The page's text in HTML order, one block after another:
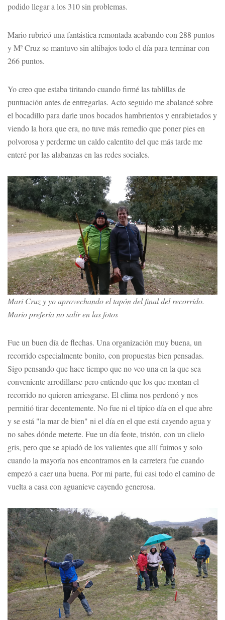
podido llegar a los 310 sin problemas.
Mario rubricó una fantástica remontada acabando con 288 puntos
y Mª Cruz se mantuvo sin altibajos todo el día para terminar con
266 puntos.
Yo creo que estaba tiritando cuando firmé las tablillas de
puntuación antes de entregarlas. Acto seguido me abalancé sobre
el bocadillo para darle unos bocados hambrientos y enrabietados y
viendo la hora que era, no tuve más remedio que poner pies en
polvorosa y perderme un caldo calentito del que más tarde me
enteré por las alabanzas en las redes sociales.
Mari Cruz y yo aprovechando el tapón del final del recorrido.
Mario prefería no salir en las fotos
Fue un buen día de flechas. Una organización muy buena, un
recorrido especialmente bonito, con propuestas bien pensadas.
Sigo pensando que hace tiempo que no veo una en la que sea
conveniente arrodillarse pero entiendo que los que montan el
recorrido no quieren arriesgarse. El clima nos perdonó y nos
permitió tirar decentemente. No fue ni el típico día en el que abre
y se está "la mar de bien" ni el día en el que está cayendo agua y
no sabes dónde meterte. Fue un día feote, tristón, con un clielo
gris, pero que se apiadó de los valientes que allí fuimos y solo
cuando la mayoría nos encontramos en la carretera fue cuando
empezó a caer una buena. Por mi parte, fui casi todo el camino de
vuelta a casa con aguanieve cayendo generosa.